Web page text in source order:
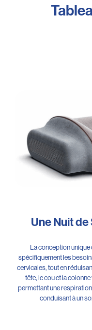
Une Nuit
La conception unique
spécifiquement les
cervicales, tout en
tête, le cou et la
permettant une respiration
conduisant à un